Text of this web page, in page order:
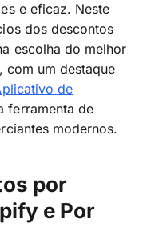
e eficaz. Neste
dos descontos
escolha do melhor
com um destaque
de
ferramenta de
modernos.
por
e Por